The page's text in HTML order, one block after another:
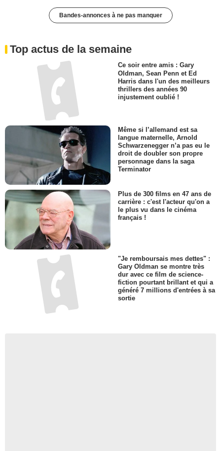
Bandes-annonces à ne pas manquer
Top actus de la semaine
Ce soir entre amis : Gary
Oldman, Sean Penn et Ed
Harris dans l'un des meilleurs
thrillers des années 90
injustement oublié !
Même si l’allemand est sa
langue maternelle, Arnold
Schwarzenegger n’a pas eu le
droit de doubler son propre
personnage dans la saga
Terminator
Plus de 300 films en 47 ans de
carrière : c'est l'acteur qu'on a
le plus vu dans le cinéma
français !
"Je remboursais mes dettes" :
Gary Oldman se montre très
dur avec ce film de science-
fiction pourtant brillant et qui a
généré 7 millions d'entrées à sa
sortie